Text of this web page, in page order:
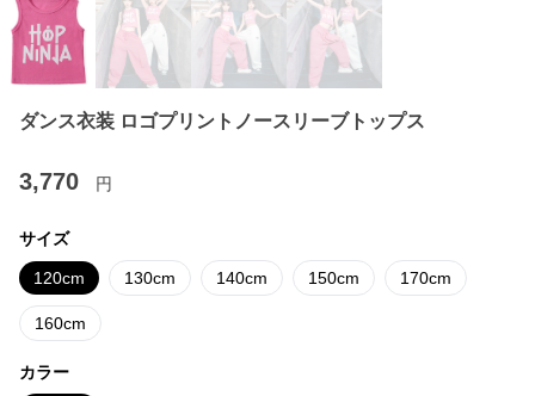
ダンス衣装 ロゴプリントノースリーブトップス
3,770 円
サイズ
120cm 130cm 140cm 150cm 170cm
160cm
カラー